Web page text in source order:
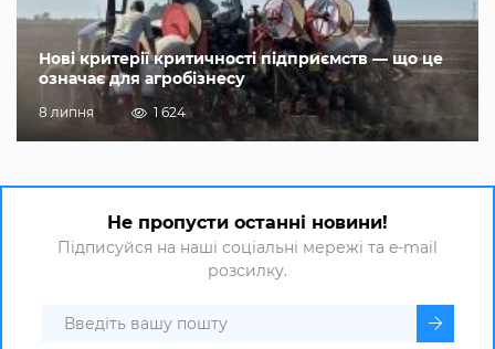
Нові критерії критичності підприємств — що це
означає для агробізнесу
8 липня 1 624
Не пропусти останні новини!
Підписуйся на наші соціальні мережі та e-mail
розсилку.